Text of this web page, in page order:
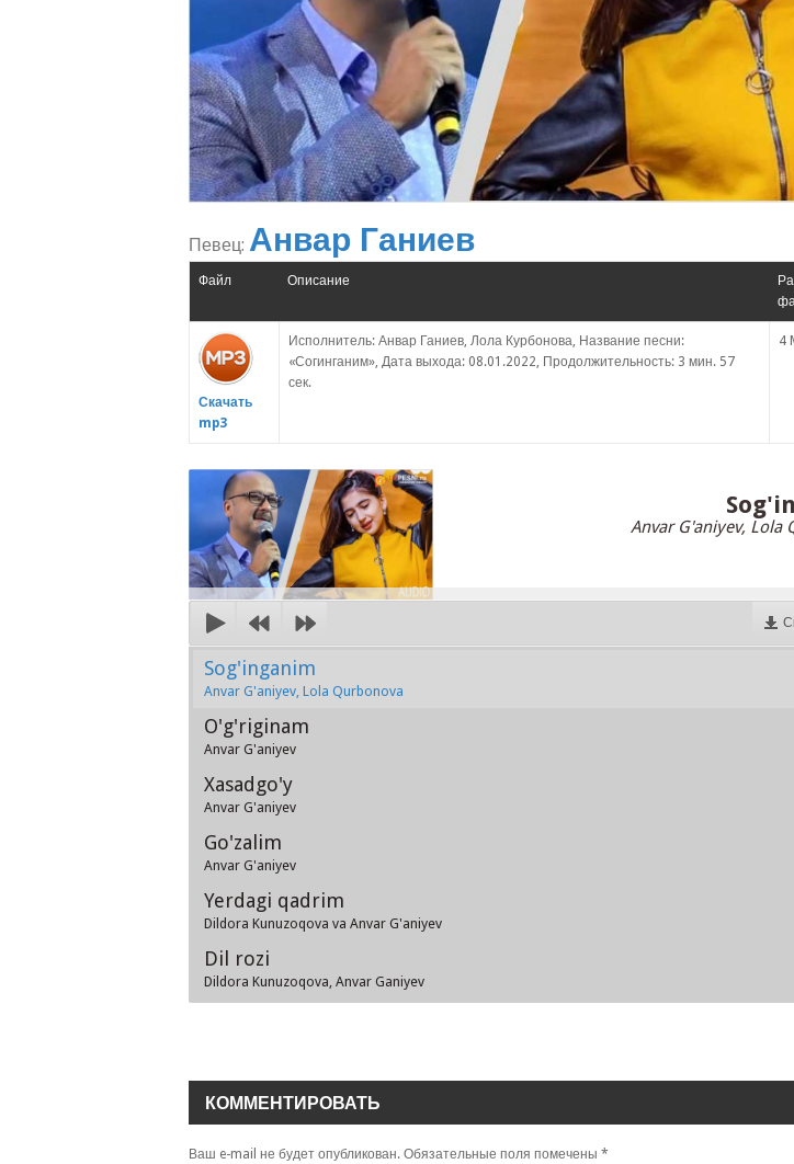
Певец: Анвар Ганиев
Файл Описание
Скачать
mp3
Исполнитель: Анвар Ганиев, Лола Курбонова, Название песни:
«Согинганим», Дата выхода: 08.01.2022, Продолжительность: 3 мин. 57
сек.
4
Anvar G'aniyev, Lola
Sog'inganim
Anvar G'aniyev, Lola Qurbonova
O'g'riginam
Anvar G'aniyev
Xasadgo'y
Anvar G'aniyev
Go'zalim
Anvar G'aniyev
Yerdagi qadrim
Dildora Kunuzoqova va Anvar G'aniyev
Dil rozi
Dildora Kunuzoqova, Anvar Ganiyev
КОММЕНТИРОВАТЬ
Ваш e-mail не будет опубликован. Обязательные поля помечены *